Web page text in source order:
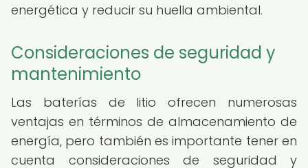
energética y reducir su huella ambiental.
Consideraciones de seguridad y
mantenimiento
Las baterías de litio ofrecen numerosas
ventajas en términos de almacenamiento de
energía, pero también es importante tener en
cuenta consideraciones de seguridad y